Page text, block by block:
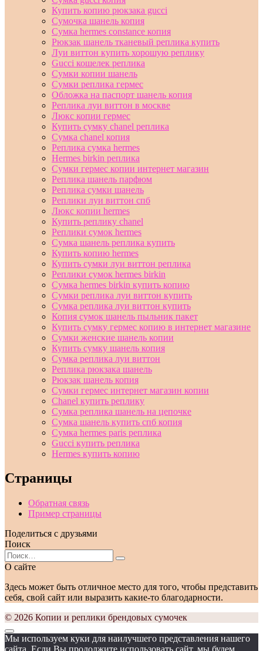
Купить копию рюкзака gucci
Сумочка шанель копия
Сумка hermes constance копия
Рюкзак шанель тканевый реплика купить
Луи виттон купить хорошую реплику
Gucci кошелек реплика
Сумки копии шанель
Сумки реплика гермес
Обложка на паспорт шанель копия
Реплика луи виттон в москве
Люкс копии гермес
Купить сумку chanel реплика
Сумка chanel копия
Реплика сумка hermes
Hermes birkin реплика
Сумки гермес копии интернет магазин
Реплика шанель парфюм
Реплика сумки шанель
Реплики луи виттон спб
Люкс копии hermes
Купить реплику chanel
Реплики сумок hermes
Сумка шанель реплика купить
Купить копию hermes
Купить сумки луи виттон реплика
Реплики сумок hermes birkin
Сумка hermes birkin купить копию
Сумки реплика луи виттон купить
Сумка реплика луи виттон купить
Копия сумок шанель пыльник пакет
Купить сумку гермес копию в интернет магазине
Сумки женские шанель копии
Купить сумку шанель копия
Сумка реплика луи виттон
Реплика рюкзака шанель
Рюкзак шанель копия
Сумки гермес интернет магазин копии
Chanel купить реплику
Сумка реплика шанель на цепочке
Сумка шанель купить спб копия
Сумка hermes paris реплика
Gucci купить реплика
Hermes купить копию
Страницы
Обратная связь
Пример страницы
Поделиться с друзьями
Поиск
Search
for:
О сайте
Здесь может быть отличное место для того, чтобы представить
себя, свой сайт или выразить какие-то благодарности.
© 2026 Копии и реплики брендовых сумочек
Мы используем куки для наилучшего представления нашего